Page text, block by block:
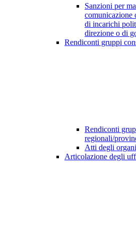
Sanzioni per
comunicazione
di incarichi
direzione o di
Rendiconti gruppi
Rendiconti
regionali/
Atti degli
Articolazione degli